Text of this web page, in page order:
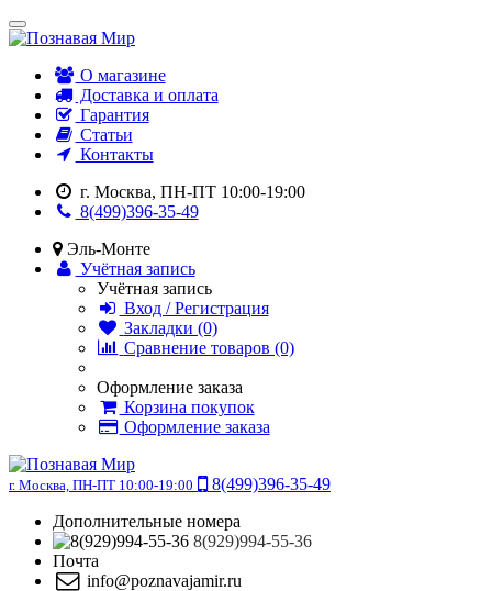
О магазине
Доставка и оплата
Гарантия
Статьи
Контакты
г. Москва, ПН-ПТ 10:00-19:00
8(499)396-35-49
Эль-Монте
Учётная запись
Учётная запись
Вход / Регистрация
Закладки (0)
Сравнение товаров (0)
Оформление заказа
Корзина покупок
Оформление заказа
г. Москва, ПН-ПТ 10:00-19:00
8(499)396-35-49
Дополнительные номера
8(929)994-55-36
Почта
info@poznavajamir.ru